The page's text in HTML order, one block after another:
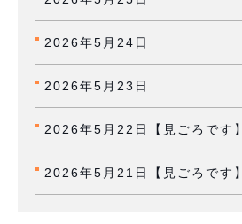
2026年5月24日
2026年5月23日
2026年5月22日【見ごろです】
2026年5月21日【見ごろです】